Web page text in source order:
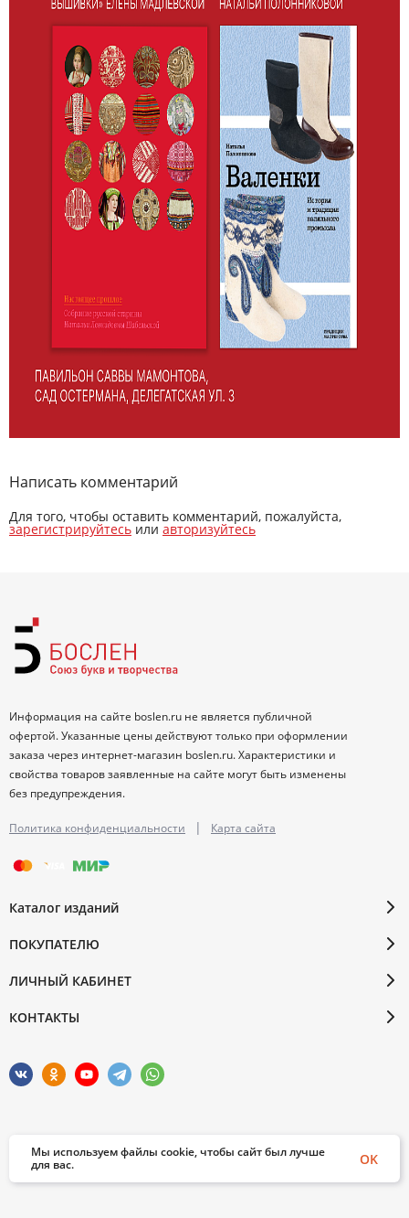
Написать комментарий
Для того, чтобы оставить комментарий, пожалуйста,
зарегистрируйтесь или авторизуйтесь
Информация на сайте boslen.ru не является публичной
офертой. Указанные цены действуют только при оформлении
заказа через интернет-магазин boslen.ru. Характеристики и
свойства товаров заявленные на сайте могут быть изменены
без предупреждения.
Политика конфиденциальности | Карта сайта
Каталог изданий
ПОКУПАТЕЛЮ
ЛИЧНЫЙ КАБИНЕТ
КОНТАКТЫ
© 2026 Бослен. Все права защищены
Мы используем файлы cookie, чтобы сайт был лучше
для вас.
OK